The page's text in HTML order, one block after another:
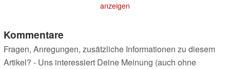
Super02.05.2024
anzeigen
Kommentare
Fragen, Anregungen, zusätzliche Informationen zu diesem
Artikel? - Uns interessiert Deine Meinung (auch ohne